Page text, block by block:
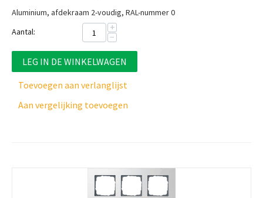
Aluminium, afdekraam 2-voudig, RAL-nummer 0
Aantal:
+
−
LEG IN DE WINKELWAGEN
Toevoegen aan verlanglijst
Aan vergelijking toevoegen